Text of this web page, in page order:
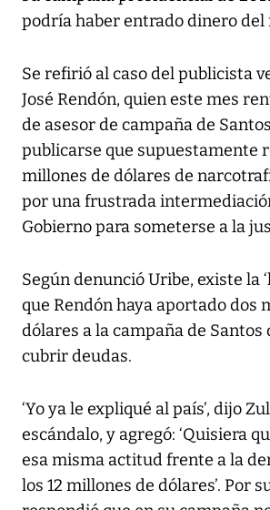
podría haber entrado dinero del
Se refirió al caso del publicista
José Rendón, quien este mes
de asesor de campaña de
publicarse que supuestamente
millones de dólares de
por una frustrada
Gobierno para someterse a la
Según denunció Uribe, existe la
que Rendón haya aportado dos
dólares a la campaña de Santos
cubrir deudas.
‘Yo ya le expliqué al país’, dijo
escándalo, y agregó: ‘Quisiera
esa misma actitud frente a la
los 12 millones de dólares’. Por